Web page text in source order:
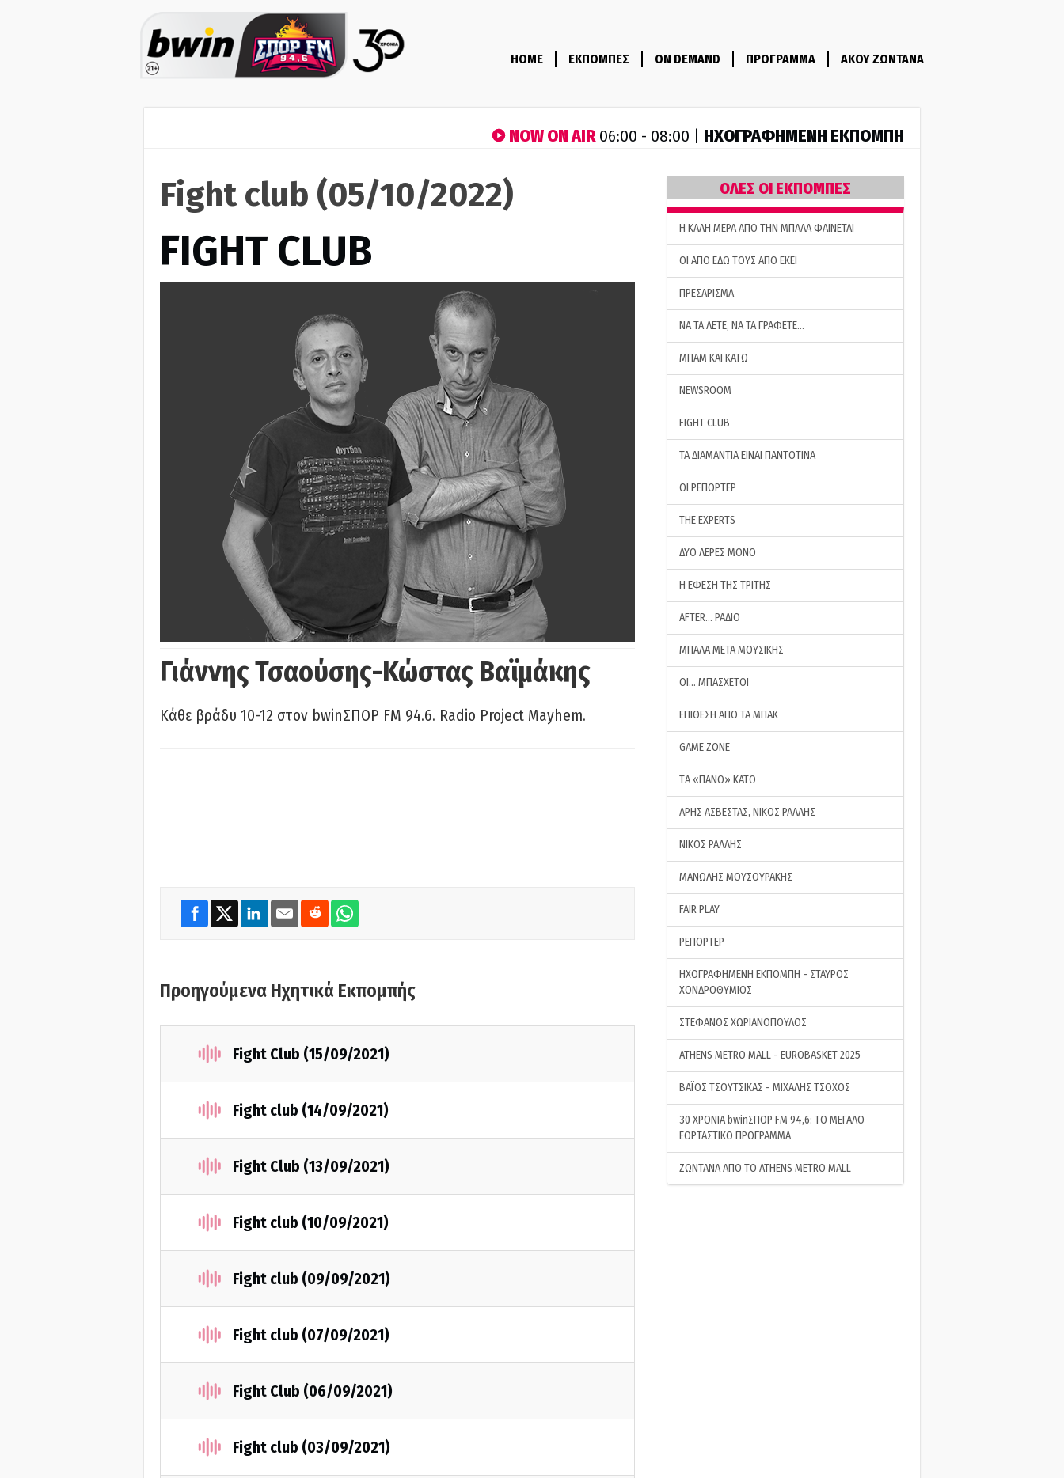
HOME ΕΚΠΟΜΠΕΣ ON DEMAND ΠΡΟΓΡΑΜΜΑ ΑΚΟΥ ΖΩΝΤΑΝΑ
NOW ON AIR06:00 - 08:00 | ΗΧΟΓΡΑΦΗΜΕΝΗ ΕΚΠΟΜΠΗ
Fight club (05/10/2022)
FIGHT CLUB
Γιάννης Τσαούσης-Κώστας Βαϊμάκης
Κάθε βράδυ 10-12 στον bwinΣΠΟΡ FM 94.6. Radio Project Mayhem.
Προηγούμενα Ηχητικά Εκπομπής
Fight Club (15/09/2021)
Fight club (14/09/2021)
Fight Club (13/09/2021)
Fight club (10/09/2021)
Fight club (09/09/2021)
Fight club (07/09/2021)
Fight Club (06/09/2021)
Fight club (03/09/2021)
ΟΛΕΣ ΟΙ ΕΚΠΟΜΠΕΣ
H ΚΑΛΗ ΜΕΡΑ ΑΠΟ ΤΗΝ ΜΠΑΛΑ ΦΑΙΝΕΤΑΙ
ΟΙ ΑΠΟ ΕΔΩ ΤΟΥΣ ΑΠΟ ΕΚΕΙ
ΠΡΕΣΑΡΙΣΜΑ
ΝΑ ΤΑ ΛΕΤΕ, ΝΑ ΤΑ ΓΡΑΦΕΤΕ…
ΜΠΑΜ ΚΑΙ ΚΑΤΩ
NEWSROOM
FIGHT CLUB
ΤΑ ΔΙΑΜΑΝΤΙΑ ΕΙΝΑΙ ΠΑΝΤΟΤΙΝΑ
ΟΙ ΡΕΠΟΡΤΕΡ
THE EXPERTS
ΔΥΟ ΛΕΡΕΣ ΜΟΝΟ
Η ΕΦΕΣΗ ΤΗΣ ΤΡΙΤΗΣ
AFTER… ΡΑΔΙΟ
ΜΠΑΛΑ ΜΕΤΑ ΜΟΥΣΙΚΗΣ
ΟΙ… ΜΠΑΣΧΕΤΟΙ
ΕΠΙΘΕΣΗ ΑΠΟ ΤΑ ΜΠΑΚ
GAME ZONE
ΤA «ΠΑΝΟ» ΚΑΤΩ
ΑΡΗΣ ΑΣΒΕΣΤΑΣ, ΝΙΚΟΣ ΡΑΛΛΗΣ
ΝΙΚΟΣ ΡΑΛΛΗΣ
ΜΑΝΩΛΗΣ ΜΟΥΣΟΥΡΑΚΗΣ
FAIR PLAY
ΡΕΠΟΡΤΕΡ
ΗΧΟΓΡΑΦΗΜΕΝΗ ΕΚΠΟΜΠΗ - ΣΤΑΥΡΟΣ
ΧΟΝΔΡΟΘΥΜΙΟΣ
ΣΤΕΦΑΝΟΣ ΧΩΡΙΑΝΟΠΟΥΛΟΣ
ATHENS METRO MALL - EUROBASKET 2025
ΒΑΪΟΣ ΤΣΟΥΤΣΙΚΑΣ - ΜΙΧΑΛΗΣ ΤΣΟΧΟΣ
30 ΧΡΟΝΙΑ bwinΣΠΟΡ FM 94,6: ΤΟ ΜΕΓΑΛΟ
ΕΟΡΤΑΣΤΙΚΟ ΠΡΟΓΡΑΜΜΑ
ΖΩΝΤΑΝΑ ΑΠΟ ΤΟ ATHENS METRO MALL